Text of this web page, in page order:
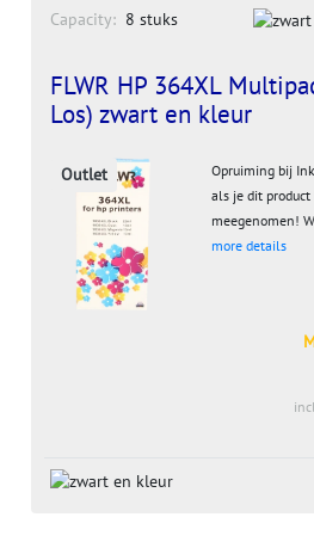
Capacity: 8 stuks
FLWR HP 364XL
Los) zwart en kleur
Outlet
Opruiming bij
als je dit
meegenomen!
more details